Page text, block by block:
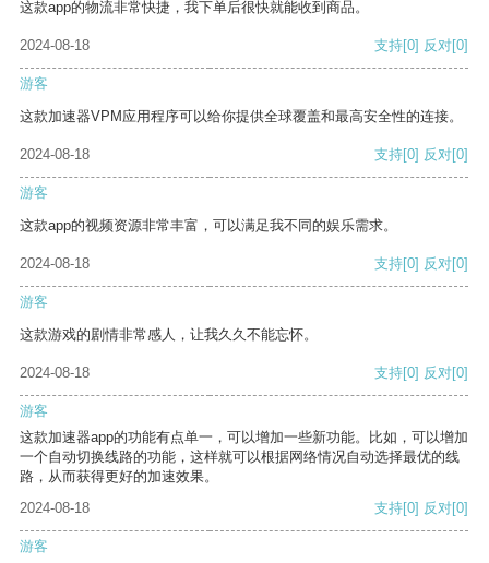
这款app的物流非常快捷，我下单后很快就能收到商品。
2024-08-18 支持[0] 反对[0]
游客
这款加速器VPM应用程序可以给你提供全球覆盖和最高安全性的连接。
2024-08-18 支持[0] 反对[0]
游客
这款app的视频资源非常丰富，可以满足我不同的娱乐需求。
2024-08-18 支持[0] 反对[0]
游客
这款游戏的剧情非常感人，让我久久不能忘怀。
2024-08-18 支持[0] 反对[0]
游客
这款加速器app的功能有点单一，可以增加一些新功能。比如，可以增加
一个自动切换线路的功能，这样就可以根据网络情况自动选择最优的线
路，从而获得更好的加速效果。
2024-08-18
支持[0] 反对[0]
游客